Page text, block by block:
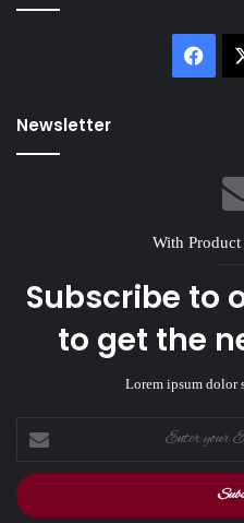
Newsletter
With Product
Subscribe to
to get the
Lorem ipsum dolor
your
Email
address